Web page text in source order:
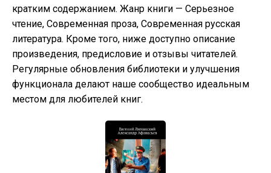
кратким содержанием. Жанр книги — Серьезное
чтение, Современная проза, Современная русская
литература. Кроме того, ниже доступно описание
произведения, предисловие и отзывы читателей.
Регулярные обновления библиотеки и улучшения
функционала делают наше сообщество идеальным
местом для любителей книг.